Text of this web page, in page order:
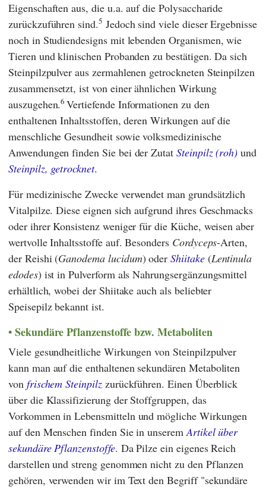
Eigenschaften aus, die u.a. auf die Polysaccharide
zurückzuführen sind.5 Jedoch sind viele dieser Ergebnisse
noch in Studiendesigns mit lebenden Organismen, wie
Tieren und klinischen Probanden zu bestätigen. Da sich
Steinpilzpulver aus zermahlenen getrockneten Steinpilzen
zusammensetzt, ist von einer ähnlichen Wirkung
auszugehen.6Vertiefende Informationen zu den
enthaltenen Inhaltsstoffen, deren Wirkungen auf die
menschliche Gesundheit sowie volksmedizinische
Anwendungen finden Sie bei der ZutatSteinpilz (roh) und
Steinpilz, getrocknet.
Für medizinische Zwecke verwendet man grundsätzlich
Vitalpilze. Diese eignen sich aufgrund ihres Geschmacks
oder ihrer Konsistenz weniger für die Küche, weisen aber
wertvolle Inhaltsstoffe auf. Besonders Cordyceps-Arten,
der Reishi (Ganodema lucidum) oderShiitake(Lentinula
edodes) ist in Pulverform als Nahrungsergänzungsmittel
erhältlich, wobei der Shiitake auch als beliebter
Speisepilz bekannt ist.
Sekundäre Pflanzenstoffe bzw. Metaboliten
Viele gesundheitliche Wirkungen von Steinpilzpulver
kann man auf die enthaltenen sekundären Metaboliten
von frischem Steinpilzzurückführen. Einen Überblick
über die Klassifizierung der Stoffgruppen, das
Vorkommen in Lebensmitteln und mögliche Wirkungen
auf den Menschen finden Sie in unseremArtikel über
sekundäre Pflanzenstoffe. Da Pilze ein eigenes Reich
darstellen und streng genommen nicht zu den Pflanzen
gehören, verwenden wir im Text den Begriff "sekundäre